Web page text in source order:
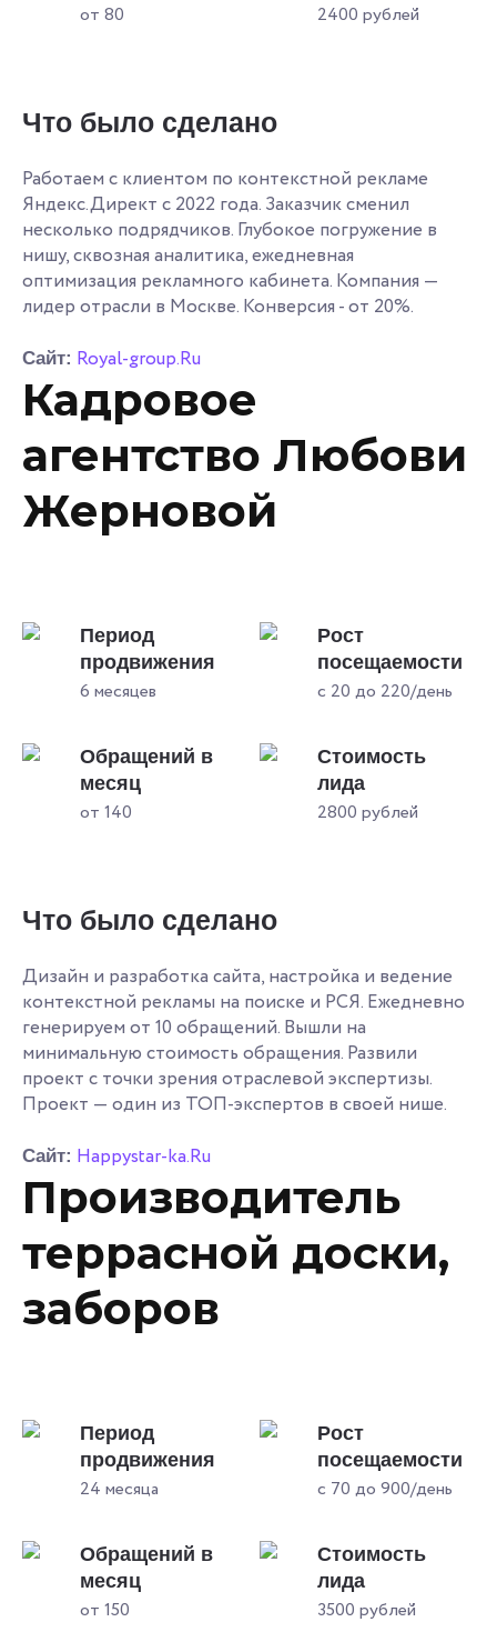
от 80 2400 рублей
Что было сделано
Работаем с клиентом по контекстной рекламе
Яндекс.Директ с 2022 года. Заказчик сменил
несколько подрядчиков. Глубокое погружение в
нишу, сквозная аналитика, ежедневная
оптимизация рекламного кабинета. Компания —
лидер отрасли в Москве. Конверсия - от 20%.
Сайт: Royal-group.Ru
Кадровое
агентство Любови
Жерновой
Период
продвижения
6 месяцев
Рост
посещаемости
с 20 до 220/день
Обращений в
месяц
от 140
Стоимость
лида
2800 рублей
Что было сделано
Дизайн и разработка сайта, настройка и ведение
контекстной рекламы на поиске и РСЯ. Ежедневно
генерируем от 10 обращений. Вышли на
минимальную стоимость обращения. Развили
проект с точки зрения отраслевой экспертизы.
Проект — один из ТОП-экспертов в своей нише.
Сайт: Happystar-ka.Ru
Производитель
террасной доски,
заборов
Период
продвижения
24 месяца
Рост
посещаемости
с 70 до 900/день
Обращений в
месяц
от 150
Стоимость
лида
3500 рублей